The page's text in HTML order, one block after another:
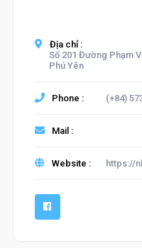
Địa chỉ :
Số 201 Đường Phạm
Phú Yên
Phone : (+84)
Mail :
Website : https://